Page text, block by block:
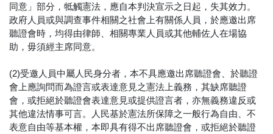
同意」部分，牴觸憲法，應自本判決宣示之日起，失其效力。
政府人員或與調查事件相關之社會上有關係人員，於應邀出席
聽證會時，均得由律師、相關專業人員或其他輔佐人在場協
助，毋須經主席同意。
(2)受邀人員中屬人民身分者，本不具應邀出席聽證會、於聽證
會上應詢問而為證言或表達意見之憲法上義務，其缺席聽證
會，或拒絕於聽證會表達意見或提供證言者，亦無義務違反或
其他違法情事可言。人民基於憲法所保障之一般行為自由、不
表意自由等基本權，本即具有得不出席聽證會，或拒絕於聽證